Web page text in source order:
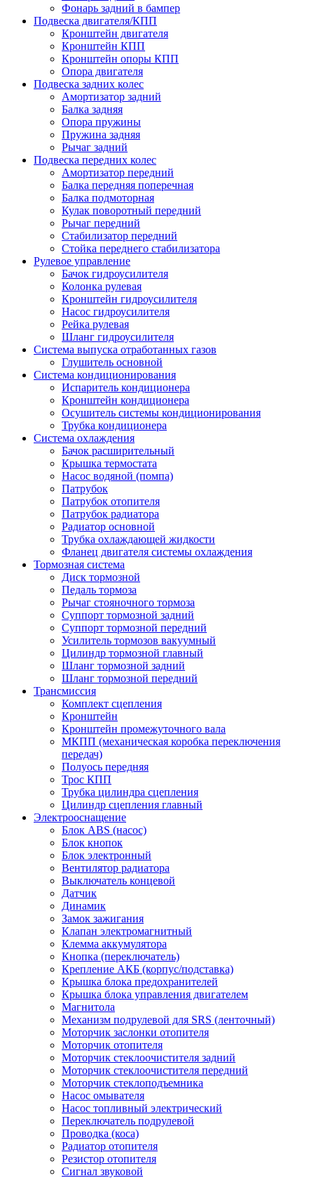
Фонарь задний в бампер
Подвеска двигателя/КПП
Кронштейн двигателя
Кронштейн КПП
Кронштейн опоры КПП
Опора двигателя
Подвеска задних колес
Амортизатор задний
Балка задняя
Опора пружины
Пружина задняя
Рычаг задний
Подвеска передних колес
Амортизатор передний
Балка передняя поперечная
Балка подмоторная
Кулак поворотный передний
Рычаг передний
Стабилизатор передний
Стойка переднего стабилизатора
Рулевое управление
Бачок гидроусилителя
Колонка рулевая
Кронштейн гидроусилителя
Насос гидроусилителя
Рейка рулевая
Шланг гидроусилителя
Система выпуска отработанных газов
Глушитель основной
Система кондиционирования
Испаритель кондиционера
Кронштейн кондиционера
Осушитель системы кондиционирования
Трубка кондиционера
Система охлаждения
Бачок расширительный
Крышка термостата
Насос водяной (помпа)
Патрубок
Патрубок отопителя
Патрубок радиатора
Радиатор основной
Трубка охлаждающей жидкости
Фланец двигателя системы охлаждения
Тормозная система
Диск тормозной
Педаль тормоза
Рычаг стояночного тормоза
Суппорт тормозной задний
Суппорт тормозной передний
Усилитель тормозов вакуумный
Цилиндр тормозной главный
Шланг тормозной задний
Шланг тормозной передний
Трансмиссия
Комплект сцепления
Кронштейн
Кронштейн промежуточного вала
МКПП (механическая коробка переключения
передач)
Полуось передняя
Трос КПП
Трубка цилиндра сцепления
Цилиндр сцепления главный
Электрооснащение
Блок ABS (насос)
Блок кнопок
Блок электронный
Вентилятор радиатора
Выключатель концевой
Датчик
Динамик
Замок зажигания
Клапан электромагнитный
Клемма аккумулятора
Кнопка (переключатель)
Крепление АКБ (корпус/подставка)
Крышка блока предохранителей
Крышка блока управления двигателем
Магнитола
Механизм подрулевой для SRS (ленточный)
Моторчик заслонки отопителя
Моторчик отопителя
Моторчик стеклоочистителя задний
Моторчик стеклоочистителя передний
Моторчик стеклоподъемника
Насос омывателя
Насос топливный электрический
Переключатель подрулевой
Проводка (коса)
Радиатор отопителя
Резистор отопителя
Сигнал звуковой